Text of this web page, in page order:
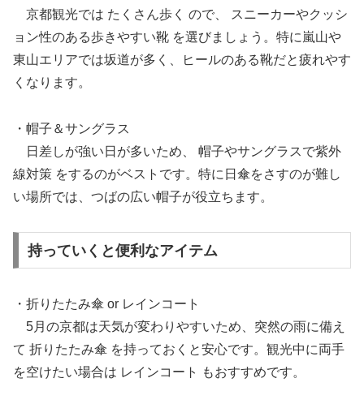
京都観光では たくさん歩く ので、 スニーカーやクッシ
ョン性のある歩きやすい靴 を選びましょう。特に嵐山や
東山エリアでは坂道が多く、ヒールのある靴だと疲れやす
くなります。
・帽子＆サングラス
日差しが強い日が多いため、 帽子やサングラスで紫外
線対策 をするのがベストです。特に日傘をさすのが難し
い場所では、つばの広い帽子が役立ちます。
持っていくと便利なアイテム
・折りたたみ傘 or レインコート
5月の京都は天気が変わりやすいため、突然の雨に備え
て 折りたたみ傘 を持っておくと安心です。観光中に両手
を空けたい場合は レインコート もおすすめです。